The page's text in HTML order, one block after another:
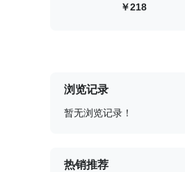
218
浏览记录
暂无浏览记录！
热销推荐